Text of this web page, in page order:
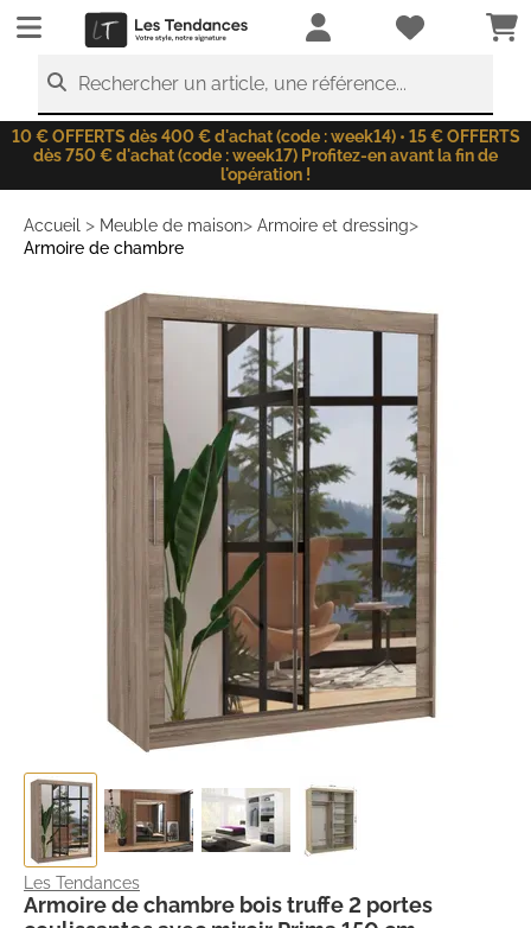
LesTendances.fr
Rechercher un article, une référence...
10 € OFFERTS dès 400 € d'achat (code : week14) • 15 € OFFERTS
dès 750 € d'achat (code : week17) Profitez-en avant la fin de
l'opération !
Accueil > Meuble de maison> Armoire et dressing>
Armoire de chambre
Les Tendances
Armoire de chambre bois truffe 2 portes